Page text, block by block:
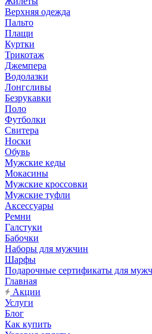
Верхняя одежда
Пальто
Плащи
Куртки
Трикотаж
Джемпера
Водолазки
Лонгсливы
Безрукавки
Поло
Футболки
Свитера
Носки
Обувь
Мужские кеды
Мокасины
Мужские кроссовки
Мужские туфли
Аксессуары
Ремни
Галстуки
Бабочки
Наборы для мужчин
Шарфы
Подарочные сертификаты для
Главная
Акции
Услуги
Блог
Как купить